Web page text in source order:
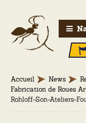
Aller
à
Aller
au
Accueil News
Fabrication de Roues
Rohloff-Son-Ateliers-